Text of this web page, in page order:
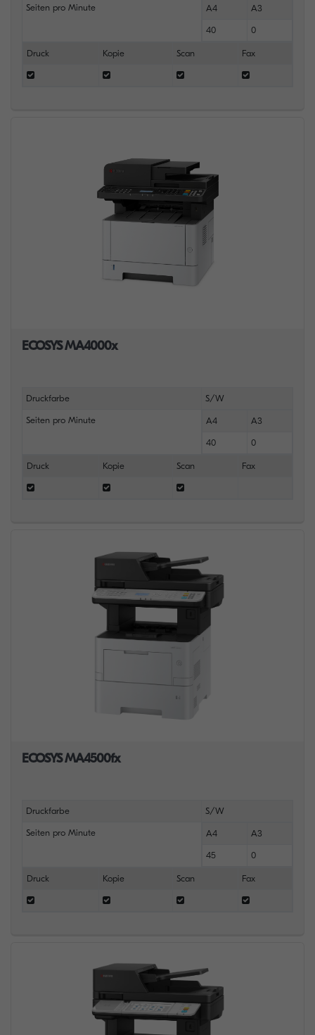
Seiten pro Minute A4 A3
40 0
Druck Kopie Scan Fax
ECOSYS MA4000x
Druckfarbe S/W
Seiten pro Minute A4 A3
40 0
Druck Kopie Scan Fax
ECOSYS MA4500fx
Druckfarbe S/W
Seiten pro Minute A4 A3
45 0
Druck Kopie Scan Fax